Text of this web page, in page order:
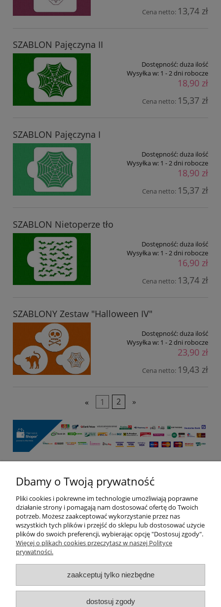
Cena netto: 13,74 zł
SZABLON Pajęczyna II
Dostępność:duża ilość
Wysyłka w: 1 - 2 dni robocze
18,90 zł
Cena netto: 15,37 zł
SZABLON Pajęczyna I
Dostępność:duża ilość
Wysyłka w: 1 - 2 dni robocze
18,90 zł
Cena netto: 15,37 zł
SZABLON Nietoperze tło
Dostępność:duża ilość
Wysyłka w: 1 - 2 dni robocze
16,90 zł
Cena netto: 13,74 zł
SZABLONY Zestaw "Halloween IV"
Dostępność:duża ilość
Wysyłka w: 1 - 2 dni robocze
23,90 zł
Cena netto: 19,43 zł
« 1 2 »
Pomoc
Moje konto
Płatności i dostawa
O nas
Dbamy o Twoją prywatność
Pliki cookies i pokrewne im technologie umożliwiają poprawne
działanie strony i pomagają nam dostosować ofertę do Twoich
potrzeb. Możesz zaakceptować wykorzystanie przez nas
wszystkich tych plików i przejść do sklepu lub dostosować użycie
plików do swoich preferencji, wybierając opcję "Dostosuj zgody".
Więcej o plikach cookies przeczytasz w naszej Polityce
prywatności.
zaakceptuj tylko niezbędne
dostosuj zgody